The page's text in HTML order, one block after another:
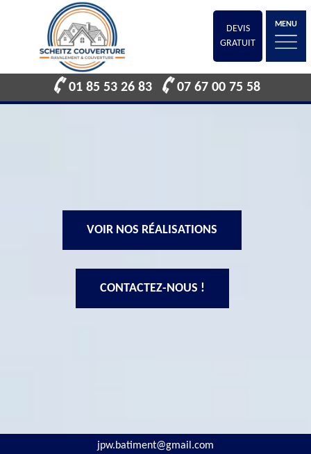
DEVIS
GRATUIT
MENU
01 85 53 26 83 07 67 00 75 58
VOIR NOS RÉALISATIONS
CONTACTEZ-NOUS !
jpw.batiment@gmail.com